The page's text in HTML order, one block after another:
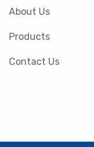
About Us
Products
Contact Us